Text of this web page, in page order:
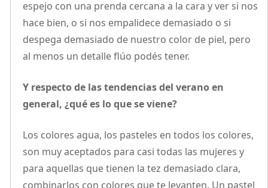
espejo con una prenda cercana a la cara y ver si nos
hace bien, o si nos empalidece demasiado o si
despega demasiado de nuestro color de piel, pero
al menos un detalle flúo podés tener.
Y respecto de las tendencias del verano en
general, ¿qué es lo que se viene?
Los colores agua, los pasteles en todos los colores,
son muy aceptados para casi todas las mujeres y
para aquellas que tienen la tez demasiado clara,
combinarlos con colores que te levanten. Un pastel